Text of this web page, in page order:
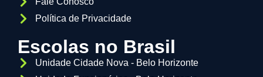
Política de Privacidade
Escolas no Brasil
Unidade Cidade Nova - Belo Horizonte